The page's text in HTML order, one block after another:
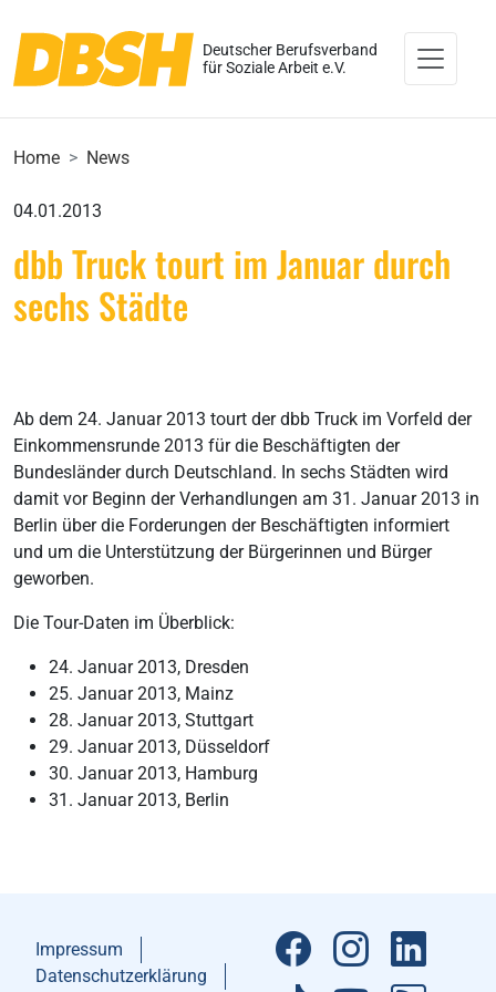
Deutscher Berufsverband
für Soziale Arbeit e.V.
Home News
04.01.2013
dbb Truck tourt im Januar durch
sechs Städte
Ab dem 24. Januar 2013 tourt der dbb Truck im Vorfeld der
Einkommensrunde 2013 für die Beschäftigten der
Bundesländer durch Deutschland. In sechs Städten wird
damit vor Beginn der Verhandlungen am 31. Januar 2013 in
Berlin über die Forderungen der Beschäftigten informiert
und um die Unterstützung der Bürgerinnen und Bürger
geworben.
Die Tour-Daten im Überblick:
24. Januar 2013, Dresden
25. Januar 2013, Mainz
28. Januar 2013, Stuttgart
29. Januar 2013, Düsseldorf
30. Januar 2013, Hamburg
31. Januar 2013, Berlin
Impressum
Datenschutzerklärung